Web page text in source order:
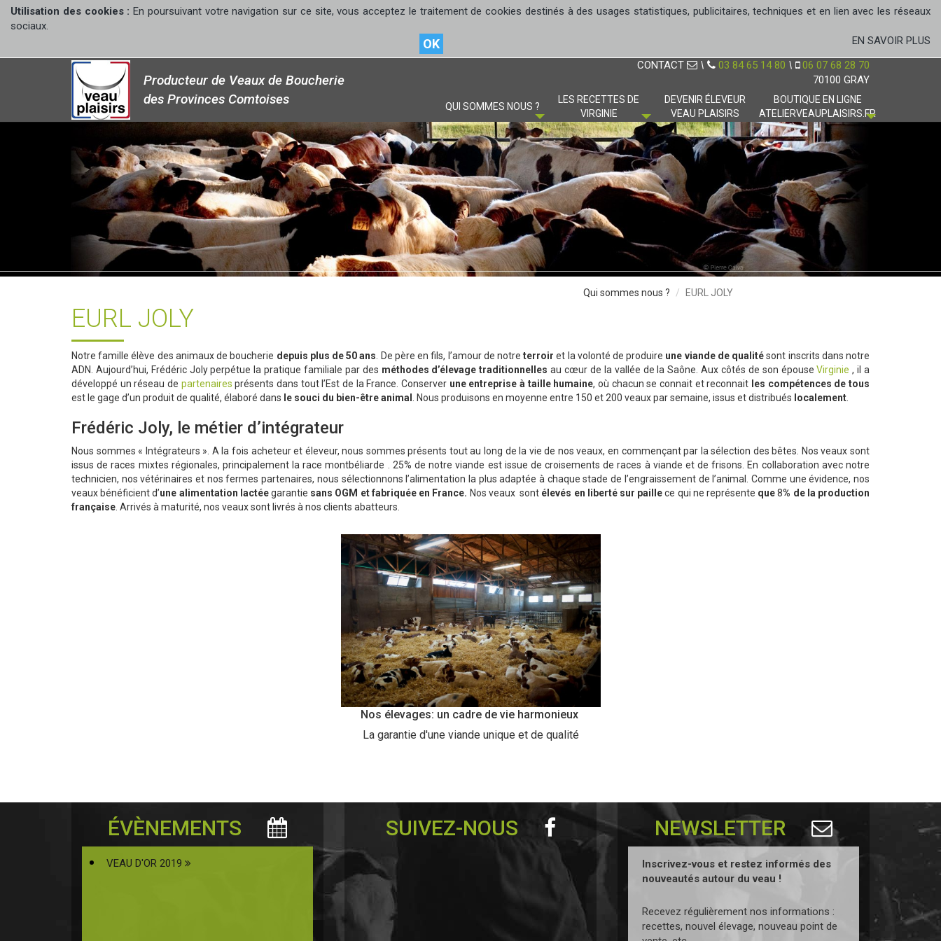
Utilisation des cookies :En poursuivant votre navigation sur ce site, vous acceptez le traitement de cookies destinés à des usages statistiques, publicitaires, techniques et en lien avec les réseaux
sociaux.
OK EN SAVOIR PLUS
Producteur de Veaux de Boucherie
des Provinces Comtoises
CONTACT \ 03 84 65 14 80 \ 06 07 68 28 70
70100 GRAY
QUI SOMMES NOUS ?
LES RECETTES DE
VIRGINIE
DEVENIR ÉLEVEUR
VEAU PLAISIRS
BOUTIQUE EN LIGNE
ATELIERVEAUPLAISIRS.FR
Qui sommes nous ? EURL JOLY
EURL JOLY
Notre famille élève des animaux de boucherie depuis plus de 50 ans . De père en fils, l’amour de notreterroir et la volonté de produire une viande de qualitésont inscrits dans notre
ADN. Aujourd’hui, Frédéric Joly perpétue la pratique familiale par des méthodes d’élevage traditionnelles au cœur de la vallée de la Saône. Aux côtés de son épouseVirginie , il a
développé un réseau de partenaires présents dans tout l’Est de la France. Conserver une entreprise à taille humaine, où chacun se connait et reconnait les compétences de tous
est le gage d’un produit de qualité, élaboré dans le souci du bien-être animal . Nous produisons en moyenne entre 150 et 200 veaux par semaine, issus et distribués localement
Frédéric Joly, le métier d’intégrateur
Nous sommes « Intégrateurs ». A la fois acheteur et éleveur, nous sommes présents tout au long de la vie de nos veaux, en commençant par la sélection des bêtes. Nos veaux sont
issus de races mixtes régionales, principalement la race montbéliarde . 25% de notre viande est issue de croisements de races à viande et de frisons. En collaboration avec notre
technicien, nos vétérinaires et nos fermes partenaires, nous sélectionnons l’alimentation la plus adaptée à chaque stade de l’engraissement de l’animal. Comme une évidence, nos
veaux bénéficient d’une alimentation lactéegarantie sans OGM et fabriquée en France. Nos veaux sont élevés en liberté sur paillece qui ne représente que8% de la production
française . Arrivés à maturité, nos veaux sont livrés à nos clients abatteurs.
Nos élevages: un cadre de vie harmonieux
La garantie d'une viande unique et de qualité
ÉVÈNEMENTS
VEAU D'OR 2019
SUIVEZ-NOUS NEWSLETTER
Inscrivez-vous et restez informés des
nouveautés autour du veau !
Recevez régulièrement nos informations :
recettes, nouvel élevage, nouveau point de